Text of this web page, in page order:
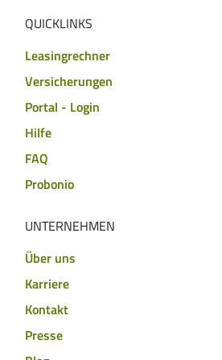
QUICKLINKS
Leasingrechner
Versicherungen
Portal - Login
Hilfe
FAQ
Probonio
UNTERNEHMEN
Über uns
Karriere
Kontakt
Presse